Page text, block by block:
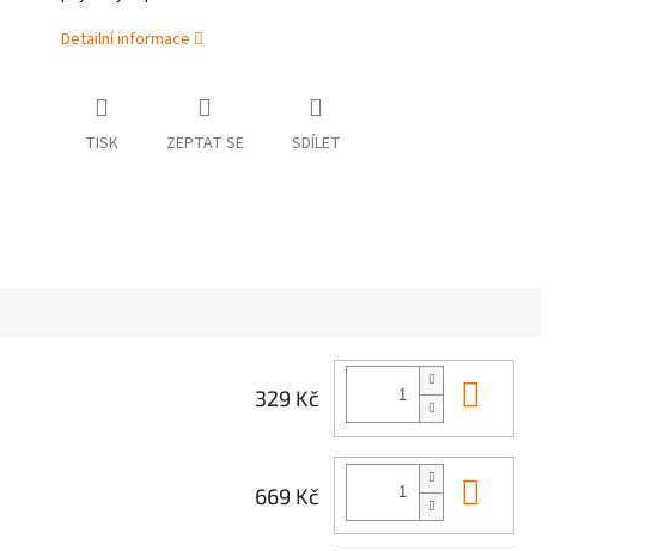
Detailní informace
TISK ZEPTAT SE SDÍLET
329 Kč
669 Kč